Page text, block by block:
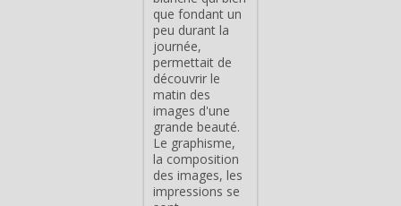
que fondant un
peu durant la
journée,
permettait de
découvrir le
matin des
images d'une
grande beauté.
Le graphisme,
la composition
des images, les
impressions se